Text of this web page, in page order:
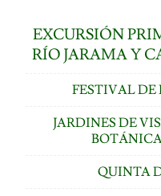
EXCURSIÓN
RÍO JARAMA Y
FESTIVAL DE
JARDINES DE
BOTÁNICA
QUINTA